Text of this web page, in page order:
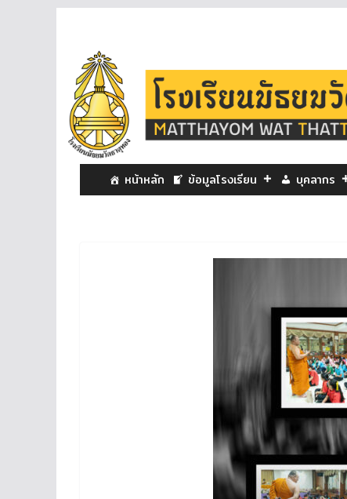
หน้าหลัก ข้อมูลโรงเรียน บุคลากร